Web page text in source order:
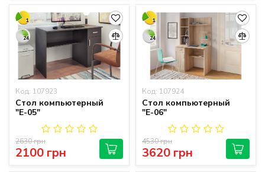
1
24
Код: 107923
Стол компьютерный
"Е-05"
2100 грн
2630 грн
1
24
Код: 107924
Стол компьютерный
"Е-06"
3620 грн
4530 грн